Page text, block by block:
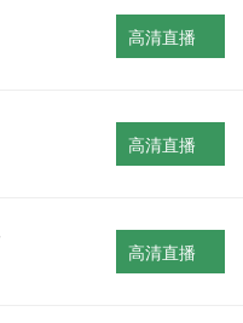
高清直播
高清直播
高清直播